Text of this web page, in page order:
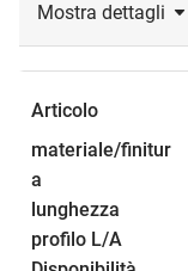
Mostra dettagli